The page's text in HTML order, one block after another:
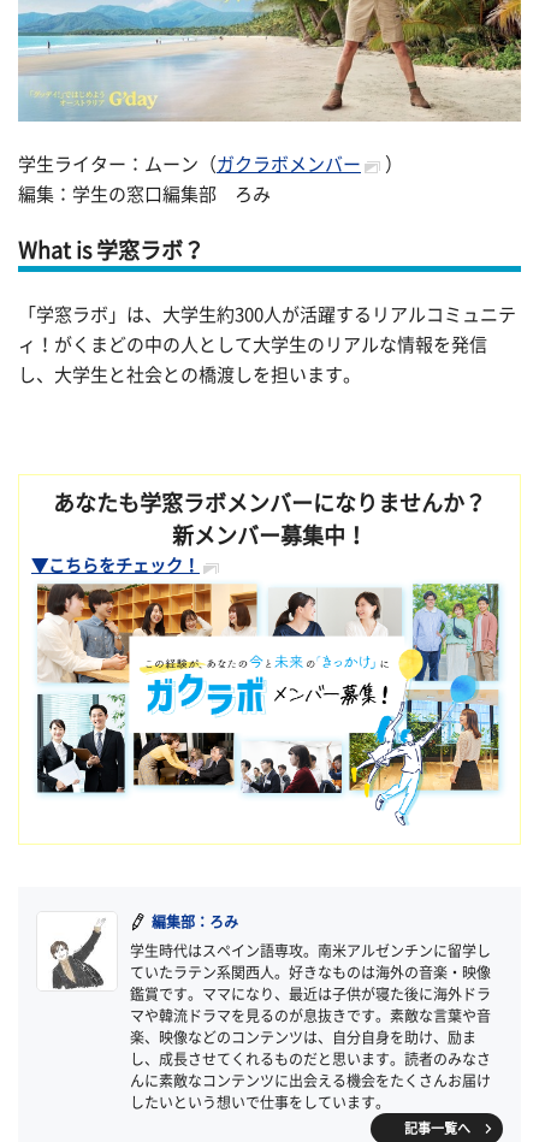
学生ライター：ムーン（ガクラボメンバー
）
編集：学生の窓口編集部 ろみ
What is 学窓ラボ？
「学窓ラボ」は、大学生約300人が活躍するリアルコミュニテ
ィ！がくまどの中の人として大学生のリアルな情報を発信
し、大学生と社会との橋渡しを担います。
あなたも学窓ラボメンバーになりませんか？
新メンバー募集中！
▼こちらをチェック！
編集部：ろみ
学生時代はスペイン語専攻。南米アルゼンチンに留学し
ていたラテン系関西人。好きなものは海外の音楽・映像
鑑賞です。ママになり、最近は子供が寝た後に海外ドラ
マや韓流ドラマを見るのが息抜きです。素敵な言葉や音
楽、映像などのコンテンツは、自分自身を助け、励ま
し、成長させてくれるものだと思います。読者のみなさ
んに素敵なコンテンツに出会える機会をたくさんお届け
したいという想いで仕事をしています。
記事一覧へ